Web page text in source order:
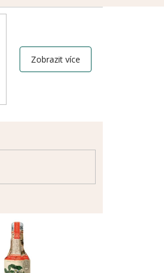
Zobrazit více